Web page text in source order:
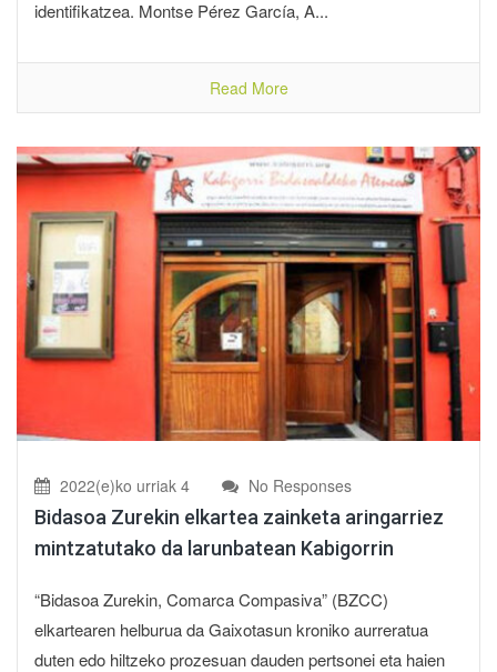
identifikatzea. Montse Pérez García, A...
Read More
2022(e)ko urriak 4 No Responses
Bidasoa Zurekin elkartea zainketa aringarriez
mintzatutako da larunbatean Kabigorrin
“Bidasoa Zurekin, Comarca Compasiva” (BZCC)
elkartearen helburua da Gaixotasun kroniko aurreratua
duten edo hiltzeko prozesuan dauden pertsonei eta haien